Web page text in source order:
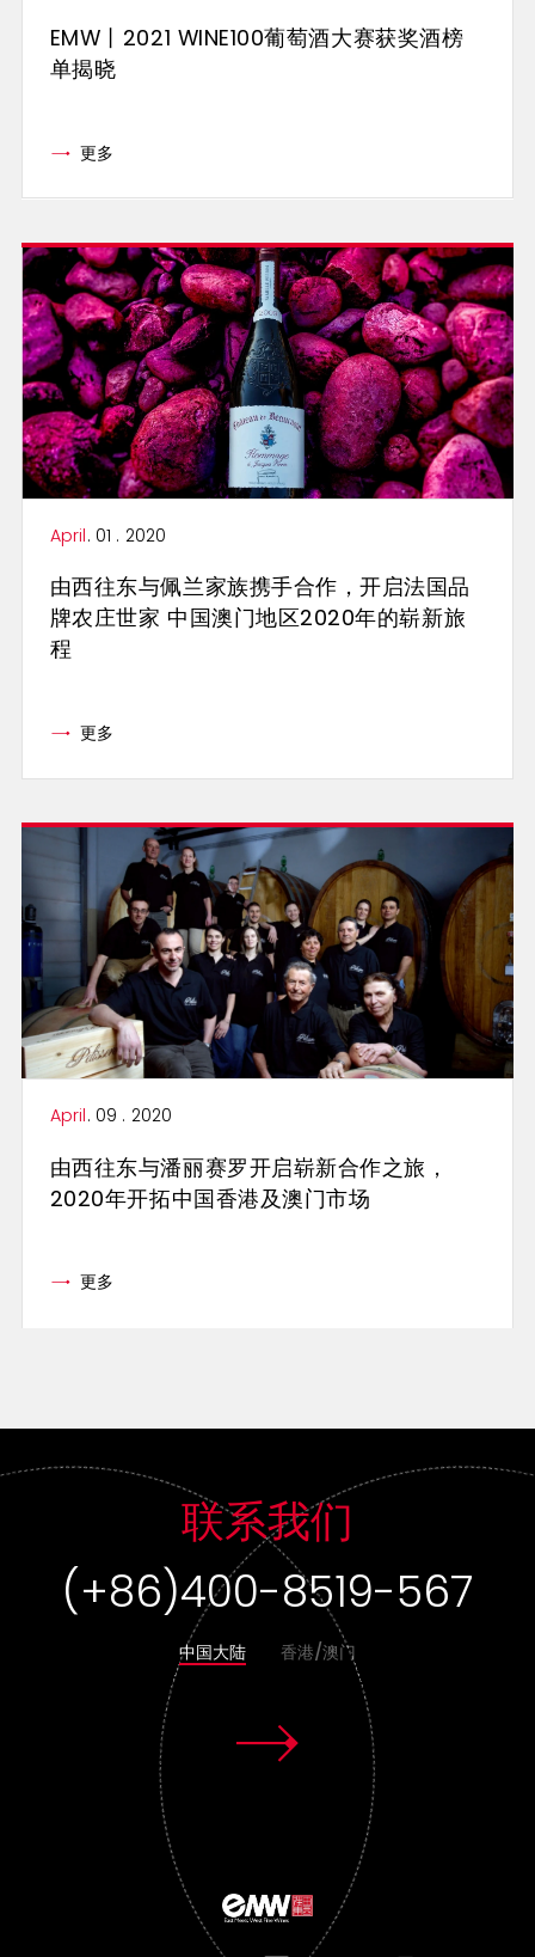
EMW丨2021 WINE100葡萄酒大赛获奖酒榜
单揭晓
更多
April. 01 . 2020
由西往东与佩兰家族携手合作，开启法国品
牌农庄世家 中国澳门地区2020年的崭新旅
程
更多
April. 09 . 2020
由西往东与潘丽赛罗开启崭新合作之旅，
2020年开拓中国香港及澳门市场
更多
联系我们
(+852) 3955 1580
中国大陆 香港/澳门